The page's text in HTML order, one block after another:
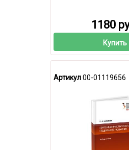
1180
Купить
Артикул00-01119656